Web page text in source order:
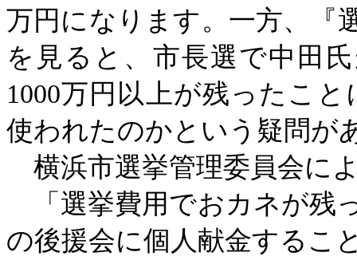
万円になります。一方、『
を見ると、市長選で中田
1000万円以上が残ったこ
使われたのかという疑問が
横浜市選挙管理委員会に
「選挙費用でおカネが残
の後援会に個人献金するこ